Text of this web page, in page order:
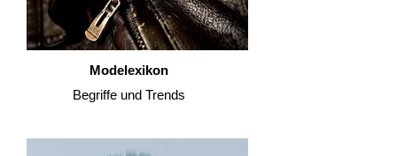
Modelexikon
Begriffe und Trends